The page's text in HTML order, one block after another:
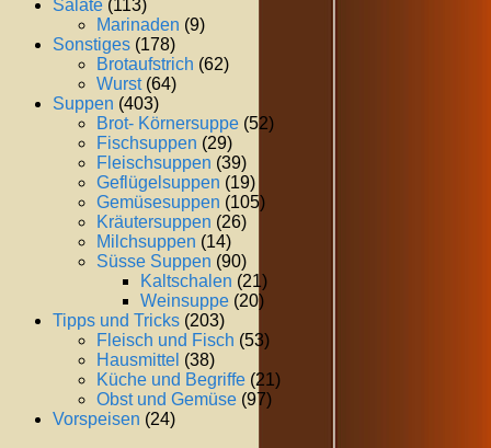
Salate (113)
Marinaden (9)
Sonstiges (178)
Brotaufstrich (62)
Wurst(64)
Suppen (403)
Brot- Körnersuppe (52)
Fischsuppen (29)
Fleischsuppen (39)
Geflügelsuppen (19)
Gemüsesuppen (105)
Kräutersuppen (26)
Milchsuppen (14)
Süsse Suppen (90)
Kaltschalen (21)
Weinsuppe (20)
Tipps und Tricks (203)
Fleisch und Fisch (53)
Hausmittel (38)
Küche und Begriffe (21)
Obst und Gemüse (97)
Vorspeisen (24)